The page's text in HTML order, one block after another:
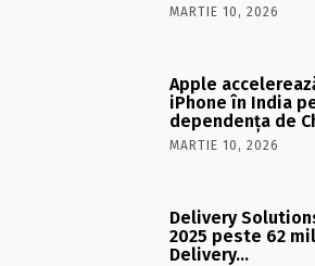
MARTIE 10, 2026
Apple
iPhone în India
dependența de
MARTIE 10, 2026
Delivery
2025 peste 62
Delivery…